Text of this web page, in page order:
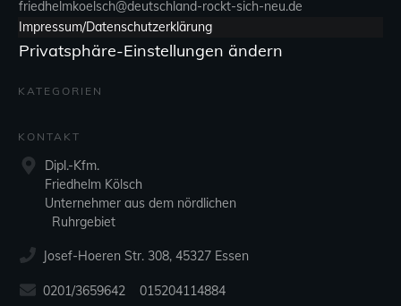
friedhelmkoelsch@deutschland-rockt-sich-neu.de
Impressum/Datenschutzerklärung
Privatsphäre-Einstellungen ändern
KATEGORIEN
KONTAKT
Dipl.-Kfm.
Friedhelm Kölsch
Unternehmer aus dem nördlichen
Ruhrgebiet
Josef-Hoeren Str. 308, 45327 Essen
0201/3659642 015204114884